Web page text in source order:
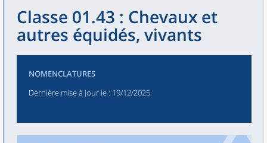
Classe 01.43 : Chevaux et
autres équidés, vivants
NOMENCLATURES
Dernière mise à jour le : 19/12/2025